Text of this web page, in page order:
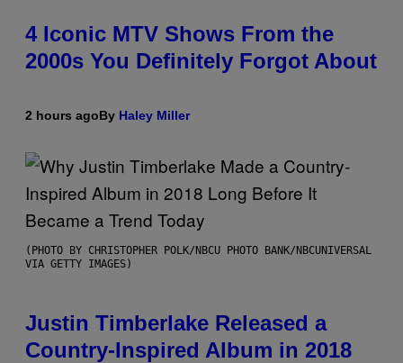
4 Iconic MTV Shows From the
2000s You Definitely Forgot About
2 hours agoBy Haley Miller
(PHOTO BY CHRISTOPHER POLK/NBCU PHOTO BANK/NBCUNIVERSAL
VIA GETTY IMAGES)
Justin Timberlake Released a
Country-Inspired Album in 2018